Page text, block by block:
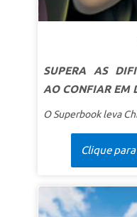
SUPERA AS
AO CONFIAR EM
O Superbook leva
Galileia. Satanás
testar Job ao tirar
Mesmo assim, Job
e acaba sendo
perseverança. Os
Clique